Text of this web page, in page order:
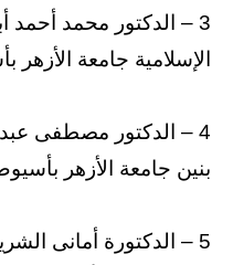
3 – الدكتور محمد أحمد
الإسلامية جامعة الأزهر
4 – الدكتور مصطفى
بنين جامعة الأزهر
5 – الدكتورة أمانى